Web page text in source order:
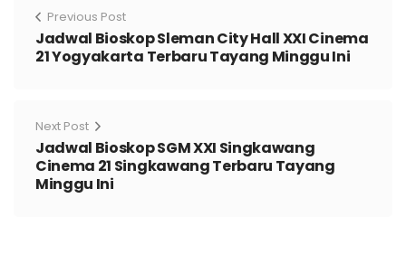
Previous Post
Jadwal Bioskop Sleman City Hall XXI Cinema
21 Yogyakarta Terbaru Tayang Minggu Ini
Next Post
Jadwal Bioskop SGM XXI Singkawang
Cinema 21 Singkawang Terbaru Tayang
Minggu Ini